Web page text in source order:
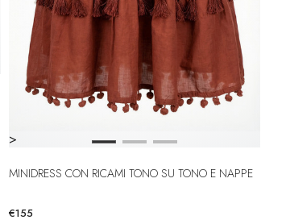
>
MINIDRESS CON RICAMI TONO SU TONO E NAPPE
€155